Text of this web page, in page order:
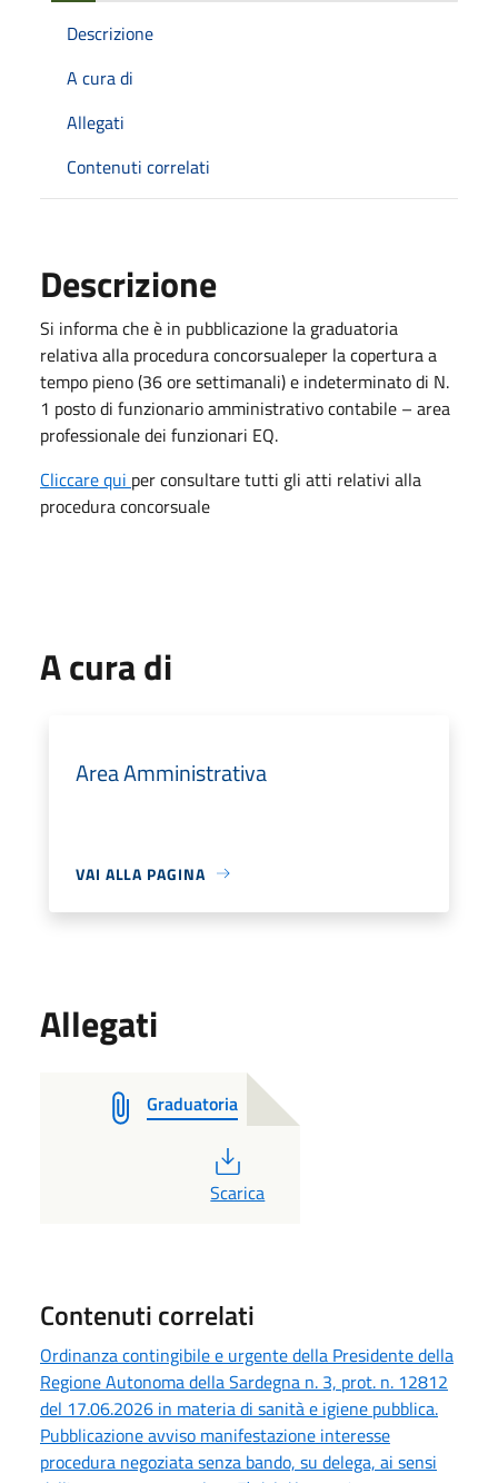
Descrizione
A cura di
Allegati
Contenuti correlati
Descrizione
Si informa che è in pubblicazione la graduatoria
relativa alla procedura concorsualeper la copertura a
tempo pieno (36 ore settimanali) e indeterminato di N.
1 posto di funzionario amministrativo contabile – area
professionale dei funzionari EQ.
Cliccare qui per consultare tutti gli atti relativi alla
procedura concorsuale
A cura di
Area Amministrativa
VAI ALLA PAGINA
Allegati
Graduatoria
PDF
Scarica
Contenuti correlati
Ordinanza contingibile e urgente della Presidente della
Regione Autonoma della Sardegna n. 3, prot. n. 12812
del 17.06.2026 in materia di sanità e igiene pubblica.
Pubblicazione avviso manifestazione interesse
procedura negoziata senza bando, su delega, ai sensi